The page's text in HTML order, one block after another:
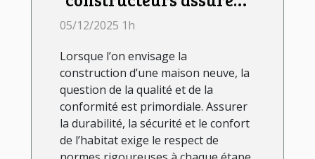
la qualité et la
neuves ?
05/12/2025 1h
Lorsque l’on envisage la
construction d’une maison neuve, la
question de la qualité et de la
conformité est primordiale. Assurer
la durabilité, la sécurité et le confort
de l’habitat exige le respect de